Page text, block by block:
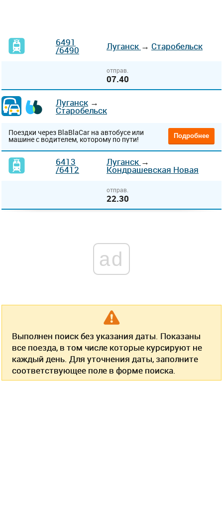
6491
/6490 Луганск → Старобельск
отправ.
07.40
Луганск →
Старобельск
Поездки через BlaBlaCar на автобусе или
машине с водителем, которому по пути! Подробнее
6413
/6412
Луганск →
Кондрашевская Новая
отправ.
22.30
ad
Выполнен поиск без указания даты. Показаны
все поезда, в том числе которые курсируют не
каждый день. Для уточнения даты, заполните
соответствующее поле в форме поиска.